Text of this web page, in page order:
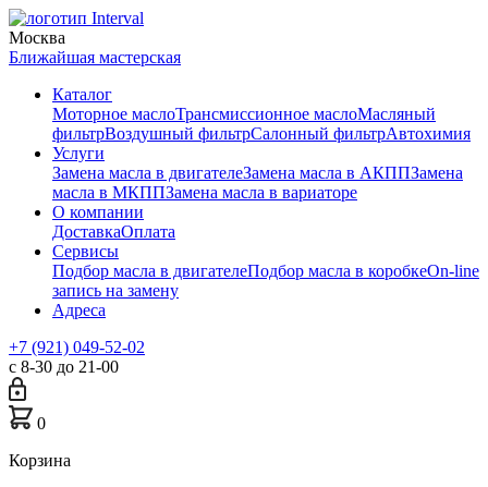
Москва
Ближайшая мастерская
Каталог
Моторное маслоТрансмиссионное маслоМасляный
фильтрВоздушный фильтрСалонный фильтрАвтохимия
Услуги
Замена масла в двигателеЗамена масла в АКППЗамена
масла в МКППЗамена масла в вариаторе
О компании
ДоставкаОплата
Сервисы
Подбор масла в двигателеПодбор масла в коробкеOn-line
запись на замену
Адреса
+7 (921) 049-52-02
с 8-30 до 21-00
0
Корзина